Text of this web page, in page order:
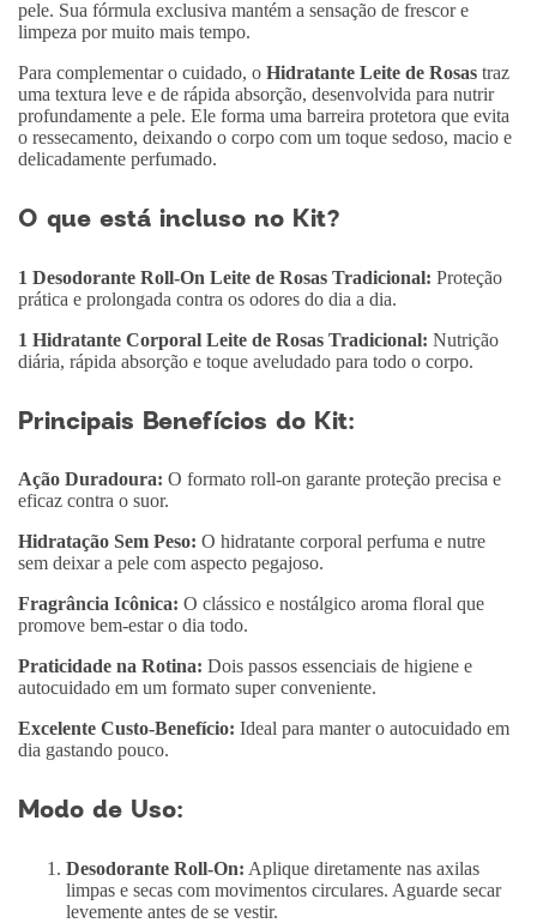
pele. Sua fórmula exclusiva mantém a sensação de frescor e
limpeza por muito mais tempo.
Para complementar o cuidado, o Hidratante Leite de Rosas traz
uma textura leve e de rápida absorção, desenvolvida para nutrir
profundamente a pele. Ele forma uma barreira protetora que evita
o ressecamento, deixando o corpo com um toque sedoso, macio e
delicadamente perfumado.
O que está incluso no Kit?
1 Desodorante Roll-On Leite de Rosas Tradicional: Proteção
prática e prolongada contra os odores do dia a dia.
1 Hidratante Corporal Leite de Rosas Tradicional: Nutrição
diária, rápida absorção e toque aveludado para todo o corpo.
Principais Benefícios do Kit:
Ação Duradoura: O formato roll-on garante proteção precisa e
eficaz contra o suor.
Hidratação Sem Peso: O hidratante corporal perfuma e nutre
sem deixar a pele com aspecto pegajoso.
Fragrância Icônica: O clássico e nostálgico aroma floral que
promove bem-estar o dia todo.
Praticidade na Rotina: Dois passos essenciais de higiene e
autocuidado em um formato super conveniente.
Excelente Custo-Benefício: Ideal para manter o autocuidado em
dia gastando pouco.
Modo de Uso:
Desodorante Roll-On: Aplique diretamente nas axilas
limpas e secas com movimentos circulares. Aguarde secar
levemente antes de se vestir.